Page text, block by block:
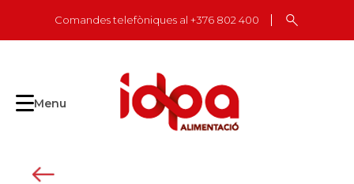
content
Comandes telefòniques al +376 802 400
Menu